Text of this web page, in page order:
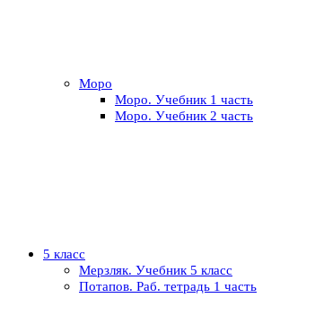
Моро
Моро. Учебник 1 часть
Моро. Учебник 2 часть
5 класс
Мерзляк. Учебник 5 класс
Потапов. Раб. тетрадь 1 часть